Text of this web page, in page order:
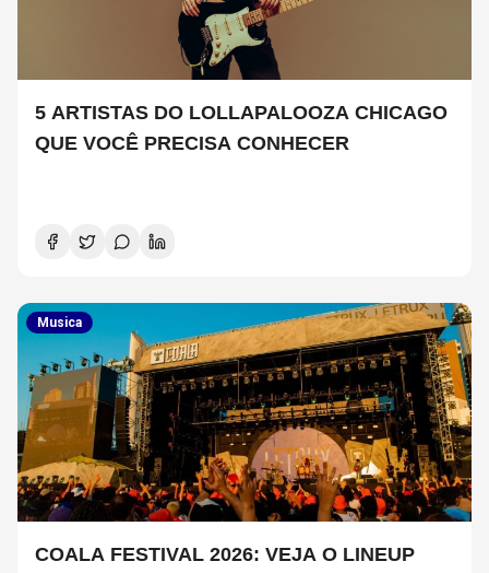
5 ARTISTAS DO LOLLAPALOOZA CHICAGO
QUE VOCÊ PRECISA CONHECER
Musica
COALA FESTIVAL 2026: VEJA O LINEUP